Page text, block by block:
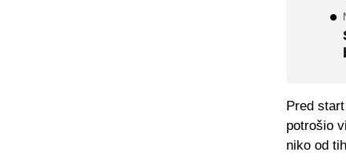
Pred
potrošio
niko od